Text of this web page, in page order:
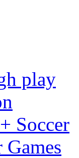
play
Soccer
Games